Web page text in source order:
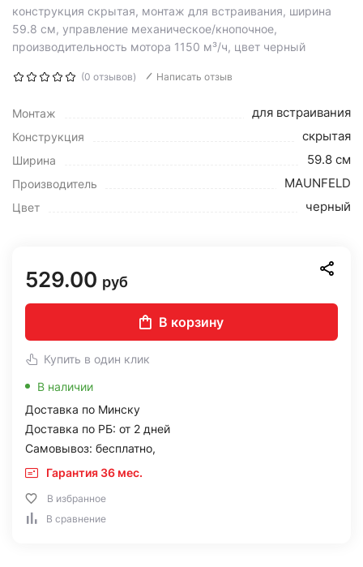
конструкция скрытая, монтаж для встраивания, ширина
59.8 см, управление механическое/кнопочное,
производительность мотора 1150 м³/ч, цвет черный
(0 отзывов) Написать отзыв
Монтаж для встраивания
Конструкция скрытая
Ширина 59.8 см
Производитель MAUNFELD
Цвет черный
529.00 руб
В корзину
Купить в один клик
В наличии
Доставка по Минску
Доставка по РБ: от 2 дней
Самовывоз: бесплатно,
Гарантия 36 мес.
В избранное
В сравнение